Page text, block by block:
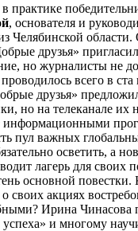
практике
, основателя и
Челябинской
друзья»
но журналисты не
всего в
друзья»
но на телеканале их
информационными
пул важных
осветить, а
лагерь для своих
основной повестки.
о своих акциях
Ирина Чинасова
и многому